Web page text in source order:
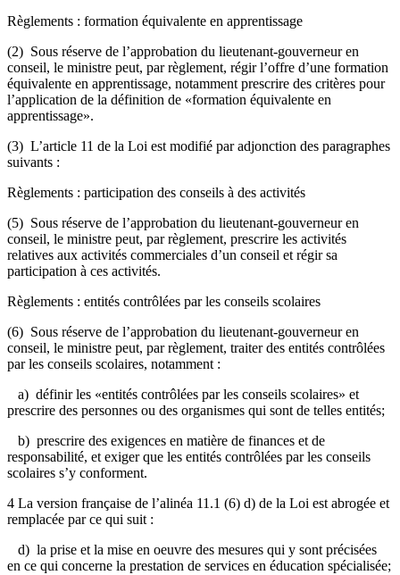
Règlements : formation équivalente en apprentissage
(2) Sous réserve de l’approbation du lieutenant-gouverneur en
conseil, le ministre peut, par règlement, régir l’offre d’une formation
équivalente en apprentissage, notamment prescrire des critères pour
l’application de la définition de «formation équivalente en
apprentissage».
(3) L’article 11 de la Loi est modifié par adjonction des paragraphes
suivants :
Règlements : participation des conseils à des activités
(5) Sous réserve de l’approbation du lieutenant-gouverneur en
conseil, le ministre peut, par règlement, prescrire les activités
relatives aux activités commerciales d’un conseil et régir sa
participation à ces activités.
Règlements : entités contrôlées par les conseils scolaires
(6) Sous réserve de l’approbation du lieutenant-gouverneur en
conseil, le ministre peut, par règlement, traiter des entités contrôlées
par les conseils scolaires, notamment :
a) définir les «entités contrôlées par les conseils scolaires» et
prescrire des personnes ou des organismes qui sont de telles entités;
b) prescrire des exigences en matière de finances et de
responsabilité, et exiger que les entités contrôlées par les conseils
scolaires s’y conforment.
4 La version française de l’alinéa 11.1 (6) d) de la Loi est abrogée et
remplacée par ce qui suit :
d) la prise et la mise en oeuvre des mesures qui y sont précisées
en ce qui concerne la prestation de services en éducation spécialisée;